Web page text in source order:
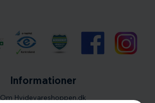
Informationer
Om Hvidevareshoppen.dk